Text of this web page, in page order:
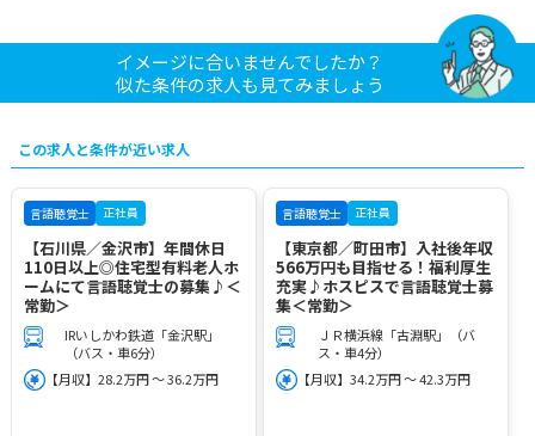
イメージに合いませんでしたか？
似た条件の求人も見てみましょう
この求人と条件が近い求人
言語聴覚士 正社員
【石川県／金沢市】年間休日
110日以上◎住宅型有料老人ホ
ームにて言語聴覚士の募集♪＜
常勤＞
IRいしかわ鉄道「金沢駅」
（バス・車6分）
【月収】28.2万円 ～ 36.2万円
言語聴覚士 正社員
【東京都／町田市】入社後年収
566万円も目指せる！福利厚生
充実♪ホスピスで言語聴覚士募
集＜常勤＞
ＪＲ横浜線「古淵駅」（バ
ス・車4分）
【月収】34.2万円 ～ 42.3万円